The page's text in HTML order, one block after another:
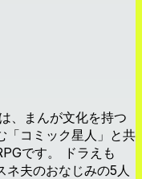
、まんが文化を持つ
「コミック星人」と共
です。 ドラえも
ネ夫のおなじみの5人